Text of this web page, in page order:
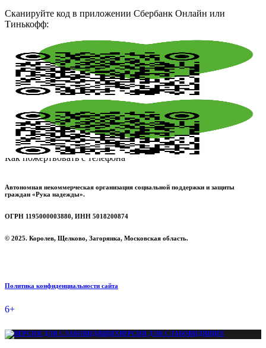
Сканируйте код в приложении Сбербанк Онлайн или
Тинькофф:
Как пожертвовать с телефона
Автономная некоммерческая организация социальной поддержки и защиты
граждан «Рука надежды».
ОГРН 1195000003880, ИНН 5018200874
© 2025. Королев, Щелково, Загорянка, Московская область.
Политика конфиденциальности сайта
6+
ВЕРСИЯ ДЛЯ СЛАБОВИДЯЩИХ